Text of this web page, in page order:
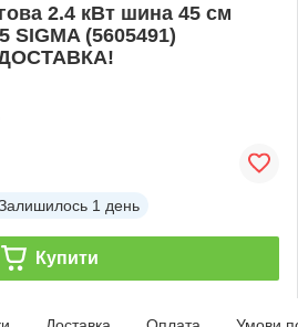
2.4 кВт шина 45 см
SIGMA (5605491)
1 день
Купити